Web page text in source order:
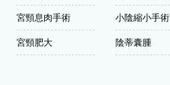
宮頸息肉手術
宮頸肥大
小陰縮小手術
陰蒂囊腫